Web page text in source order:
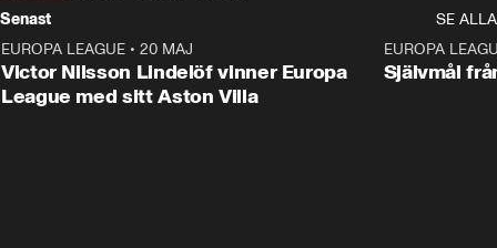
Senast
SE ALLA
EUROPA LEAGUE • 20 MAJ
Victor Nilsson Lindelöf vinner Europa
League med sitt Aston Villa
EUROPA
Självmål